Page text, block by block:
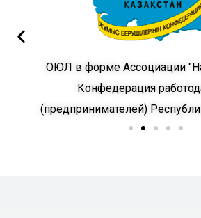
Ассоциации "Национальная
работодателей
Республики Казахстан"